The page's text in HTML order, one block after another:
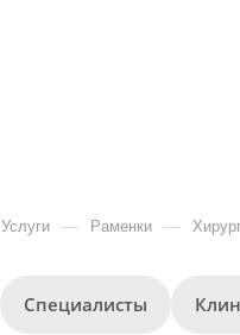
Услуги — Раменки —
Специалисты